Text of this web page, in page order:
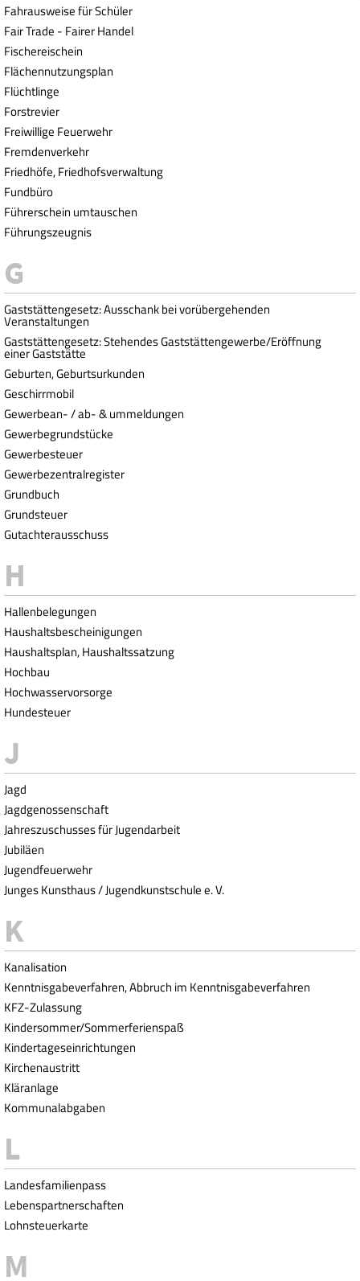
Fahrausweise für Schüler
Fair Trade - Fairer Handel
Fischereischein
Flächennutzungsplan
Flüchtlinge
Forstrevier
Freiwillige Feuerwehr
Fremdenverkehr
Friedhöfe, Friedhofsverwaltung
Fundbüro
Führerschein umtauschen
Führungszeugnis
Gaststättengesetz: Ausschank bei vorübergehenden
Veranstaltungen
Gaststättengesetz: Stehendes Gaststättengewerbe/Eröffnung
einer Gaststätte
Geburten, Geburtsurkunden
Geschirrmobil
Gewerbean- / ab- & ummeldungen
Gewerbegrundstücke
Gewerbesteuer
Gewerbezentralregister
Grundbuch
Grundsteuer
Gutachterausschuss
Hallenbelegungen
Haushaltsbescheinigungen
Haushaltsplan, Haushaltssatzung
Hochbau
Hochwasservorsorge
Hundesteuer
Jagd
Jagdgenossenschaft
Jahreszuschusses für Jugendarbeit
Jubiläen
Jugendfeuerwehr
Junges Kunsthaus / Jugendkunstschule e. V.
Kanalisation
Kenntnisgabeverfahren, Abbruch im Kenntnisgabeverfahren
KFZ-Zulassung
Kindersommer/Sommerferienspaß
Kindertageseinrichtungen
Kirchenaustritt
Kläranlage
Kommunalabgaben
Landesfamilienpass
Lebenspartnerschaften
Lohnsteuerkarte